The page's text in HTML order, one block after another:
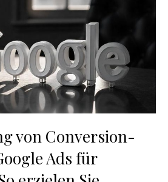
von Conversion-
Ads für